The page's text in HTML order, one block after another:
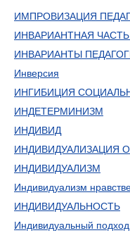
ИМПРОВИЗАЦИЯ
ИНВАРИАНТНАЯ
ИНВАРИАНТЫ
Инверсия
ИНГИБИЦИЯ
ИНДЕТЕРМИНИЗМ
ИНДИВИД
ИНДИВИДУАЛИЗАЦИЯ
ИНДИВИДУАЛИЗМ
Индивидуализм
ИНДИВИДУАЛЬНОСТЬ
Индивидуальный